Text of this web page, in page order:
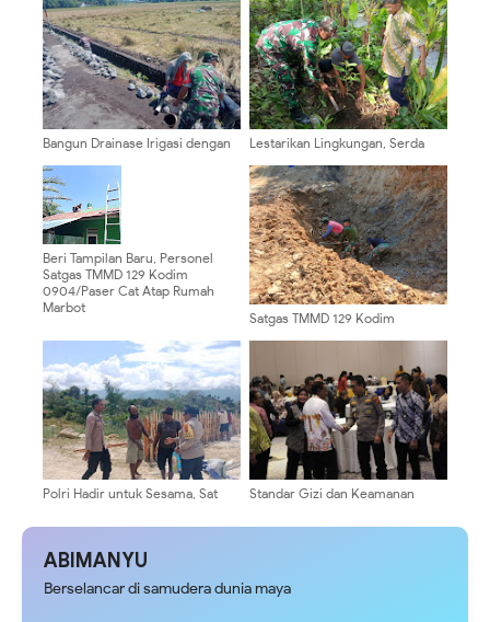
Bangun Drainase Irigasi dengan
Babinsa Dawuhan Wetan Perkuat
Ketahanan Pangan
Lestarikan Lingkungan, Serda
Sidodadi Tanam Pohon Melalui
Aksi Bersatu Dengan Alam
Beri Tampilan Baru, Personel
Satgas TMMD 129 Kodim
0904/Paser Cat Atap Rumah
Marbot
Satgas TMMD 129 Kodim
Polri Hadir untuk Sesama, Sat
Tengah Berikan Dukungan Untuk
Standar Gizi dan Keamanan
Dokkes Polda Papua Hadiri
ABIMANYU
Berselancar di samudera dunia maya